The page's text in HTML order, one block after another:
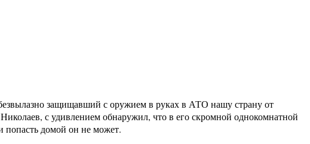
защищавший с оружием в руках в АТО нашу страну от
с удивлением обнаружил, что в его скромной однокомнатной
попасть домой он не может.